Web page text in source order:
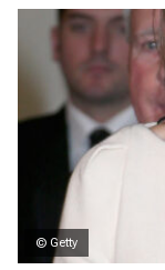
© Getty